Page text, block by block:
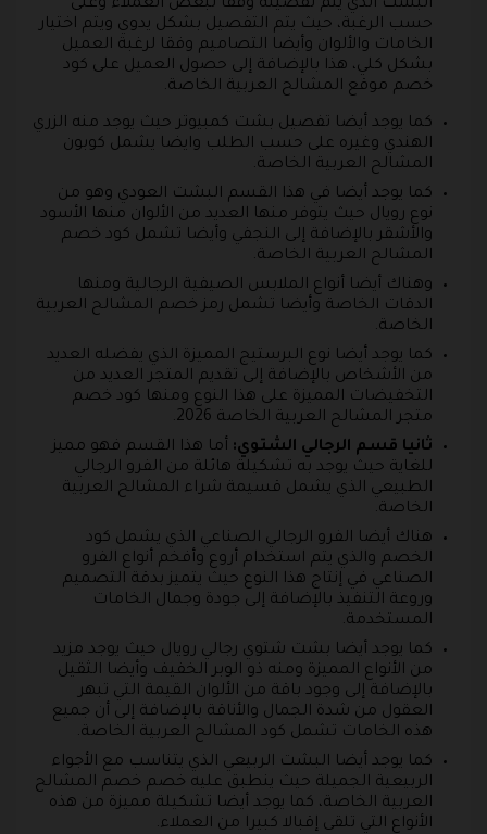
البشت الذي يتم تفصيله وفقا لبعض العملاء وعلى
حسب الرغبة، حيث يتم التفصيل بشكل يدوي ويتم اختيار
الخامات والألوان وأيضا التصاميم وفقا لرغبة العميل
بشكل كلي، هذا بالإضافة إلى حصول العميل على كود
خصم موقع المشالح العربية الخاصة.
كما يوجد أيضا تفصيل بشت كمبيوتر حيث يوجد منه الزري
الهندي وغيره على حسب الطلب وايضا يشمل كوبون
المشالح العربية الخاصة.
كما يوجد أيضا في هذا القسم البشت العودي وهو من
نوع رويال حيث يتوفر منها العديد من الألوان منها الأسود
والأشقر بالإضافة إلى النجفي وأيضا تشمل كود خصم
المشالح العربية الخاصة.
وهناك أيضا أنواع الملابس الصيفية الرجالية ومنها
الدقات الخاصة وأيضا تشمل رمز خصم المشالح العربية
الخاصة.
كما يوجد أيضا نوع البرستيج المميزة الذي يفضله العديد
من الأشخاص بالإضافة إلى تقديم المتجر العديد من
التخفيضات المميزة على هذا النوع ومنها كود خصم
متجر المشالح العربية الخاصة 2026.
ثانيا قسم الرجالي الشتوي: أما هذا القسم فهو مميز
للغاية حيث يوجد به تشكيلة هائلة من الفرو الرجالي
الطبيعي الذي يشمل قسيمة شراء المشالح العربية
الخاصة.
هناك أيضا الفرو الرجالي الصناعي الذي يشمل كود
الخصم والذي يتم استخدام أروع وأفخم أنواع الفرو
الصناعي في إنتاج هذا النوع حيث يتميز بدقة التصميم
وروعة التنفيذ بالإضافة إلى جودة وجمال الخامات
المستخدمة.
كما يوجد أيضا بشت شتوي رجالي رويال حيث يوجد مزيد
من الأنواع المميزة ومنه ذو الوبر الخفيف وأيضا الثقيل
بالإضافة إلى وجود باقة من الألوان القيمة التي تبهر
العقول من شدة الجمال والأناقة بالإضافة إلى أن جميع
هذه الخامات تشمل كود المشالح العربية الخاصة.
كما يوجد أيضا البشت الربيعي الذي يتناسب مع الأجواء
الربيعية الجميلة حيث ينطبق عليه خصم خصم المشالح
العربية الخاصة، كما يوجد أيضا تشكيلة مميزة من هذه
الأنواع التي تلقى إقبالا كبيرا من العملاء.